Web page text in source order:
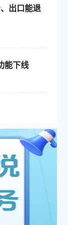
出口能退
能下线